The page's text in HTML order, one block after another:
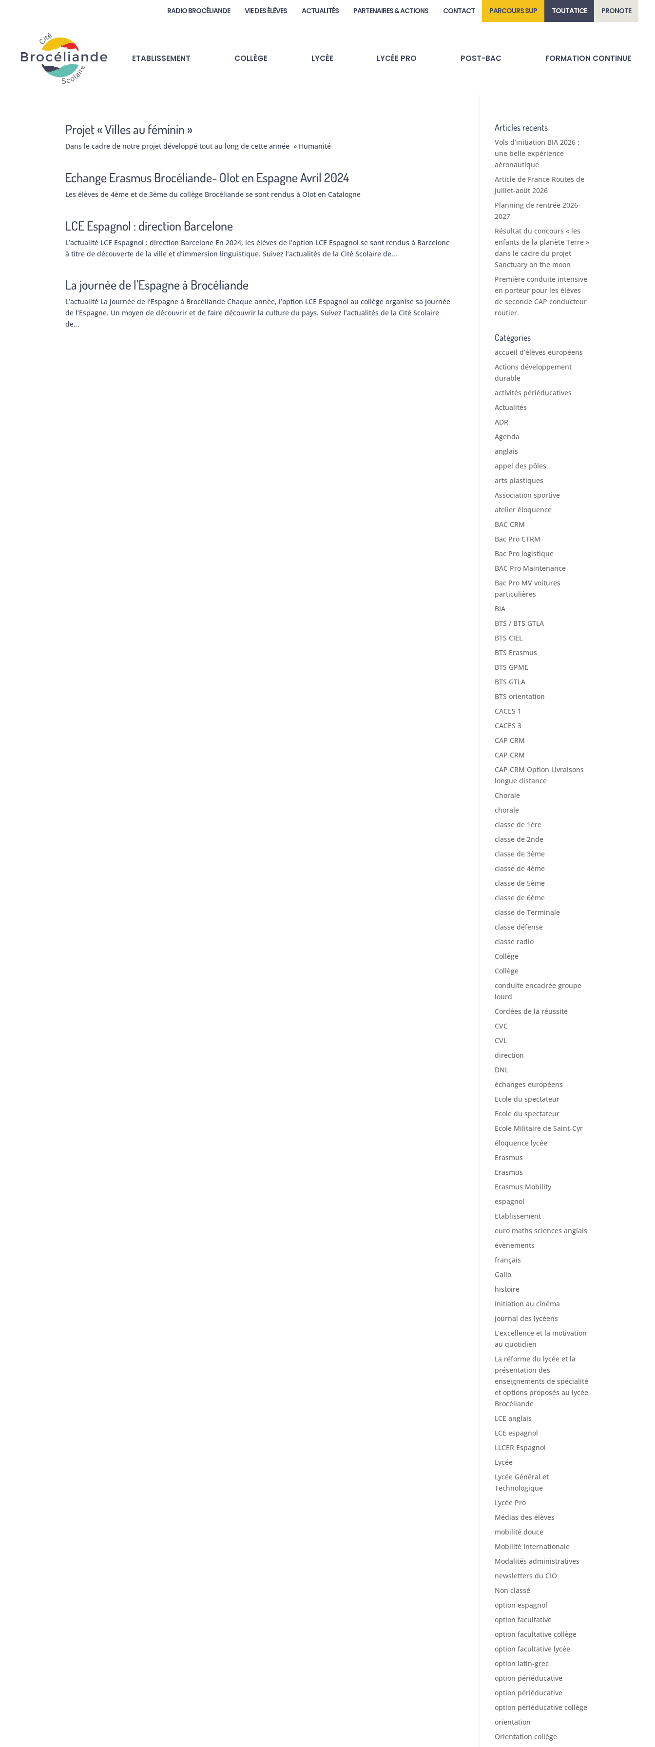
RADIO BROCÉLIANDE VIE DES ÉLÈVES ACTUALITÉS PARTENAIRES & ACTIONS CONTACT PARCOURS SUP TOUTATICE PRONOTE
ETABLISSEMENT COLLÈGE LYCÉE LYCÉE PRO POST-BAC FORMATION CONTINUE
Projet « Villes au féminin »
Dans le cadre de notre projet développé tout au long de cette année » Humanité
Echange Erasmus Brocéliande- Olot en Espagne Avril 2024
Les élèves de 4ème et de 3ème du collège Brocéliande se sont rendus à Olot en Catalogne
LCE Espagnol : direction Barcelone
L’actualité LCE Espagnol : direction Barcelone En 2024, les élèves de l’option LCE Espagnol se sont rendus à Barcelone
à titre de découverte de la ville et d’immersion linguistique. Suivez l’actualités de la Cité Scolaire de...
La journée de l’Espagne à Brocéliande
L’actualité La journée de l’Espagne à Brocéliande Chaque année, l’option LCE Espagnol au collège organise sa journée
de l’Espagne. Un moyen de découvrir et de faire découvrir la culture du pays. Suivez l’actualités de la Cité Scolaire
de...
Articles récents
Vols d’initiation BIA 2026 :
une belle expérience
aéronautique
Article de France Routes de
juillet-août 2026
Planning de rentrée 2026-
2027
Résultat du concours « les
enfants de la planète Terre »
dans le cadre du projet
Sanctuary on the moon
Première conduite intensive
en porteur pour les élèves
de seconde CAP conducteur
routier.
Catégories
accueil d’élèves européens
Actions développement
durable
activités périéducatives
Actualités
ADR
Agenda
anglais
appel des pôles
arts plastiques
Association sportive
atelier éloquence
BAC CRM
Bac Pro CTRM
Bac Pro logistique
BAC Pro Maintenance
Bac Pro MV voitures
particulières
BIA
BTS / BTS GTLA
BTS CIEL
BTS Erasmus
BTS GPME
BTS GTLA
BTS orientation
CACES 1
CACES 3
CAP CRM
CAP CRM
CAP CRM Option Livraisons
longue distance
Chorale
chorale
classe de 1ère
classe de 2nde
classe de 3ème
classe de 4ème
classe de 5ème
classe de 6ème
classe de Terminale
classe défense
classe radio
Collège
Collège
conduite encadrée groupe
lourd
Cordées de la réussite
CVC
CVL
direction
DNL
échanges européens
Ecole du spectateur
Ecole du spectateur
Ecole Militaire de Saint-Cyr
éloquence lycée
Erasmus
Erasmus
Erasmus Mobility
espagnol
Etablissement
euro maths sciences anglais
évènements
français
Gallo
histoire
initiation au cinéma
journal des lycéens
L’excellence et la motivation
au quotidien
La réforme du lycée et la
présentation des
enseignements de spécialité
et options proposés au lycée
Brocéliande
LCE anglais
LCE espagnol
LLCER Espagnol
Lycée
Lycée Général et
Technologique
Lycée Pro
Médias des élèves
mobilité douce
Mobilité Internationale
Modalités administratives
newsletters du CIO
Non classé
option espagnol
option facultative
option facultative collège
option facultative lycée
option latin-grec
option périéducative
option périéducative
option périéducative collège
orientation
Orientation collège